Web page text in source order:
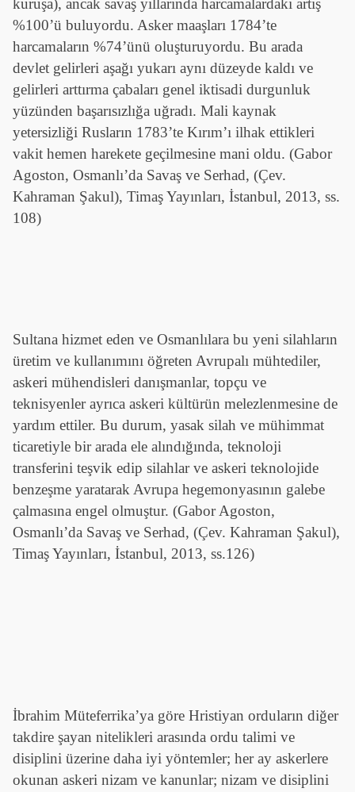
kuruşa), ancak savaş yıllarında harcamalardaki artış
%100’ü buluyordu. Asker maaşları 1784’te
harcamaların %74’ünü oluşturuyordu. Bu arada
devlet gelirleri aşağı yukarı aynı düzeyde kaldı ve
gelirleri arttırma çabaları genel iktisadi durgunluk
yüzünden başarısızlığa uğradı. Mali kaynak
yetersizliği Rusların 1783’te Kırım’ı ilhak ettikleri
vakit hemen harekete geçilmesine mani oldu. (Gabor
Agoston, Osmanlı’da Savaş ve Serhad, (Çev.
Kahraman Şakul), Timaş Yayınları, İstanbul, 2013, ss.
108)
Sultana hizmet eden ve Osmanlılara bu yeni silahların
üretim ve kullanımını öğreten Avrupalı mühtediler,
askeri mühendisleri danışmanlar, topçu ve
teknisyenler ayrıca askeri kültürün melezlenmesine de
yardım ettiler. Bu durum, yasak silah ve mühimmat
ticaretiyle bir arada ele alındığında, teknoloji
transferini teşvik edip silahlar ve askeri teknolojide
benzeşme yaratarak Avrupa hegemonyasının galebe
çalmasına engel olmuştur. (Gabor Agoston,
Osmanlı’da Savaş ve Serhad, (Çev. Kahraman Şakul),
Timaş Yayınları, İstanbul, 2013, ss.126)
İbrahim Müteferrika’ya göre Hristiyan orduların diğer
takdire şayan nitelikleri arasında ordu talimi ve
disiplini üzerine daha iyi yöntemler; her ay askerlere
okunan askeri nizam ve kanunlar; nizam ve disiplini